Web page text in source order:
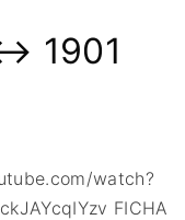
/
🇧🇷 BRASIL
🇨🇱 CHILE
🇺🇾 URUGUAY
🇮🇳 INDIA
🇯🇵 JAPÓN
🇩🇪 ALEMANIA
🇪🇸 ESPAÑA
👁️ ANIME
🗨 CÓMICS
1901
watch?
FICHA